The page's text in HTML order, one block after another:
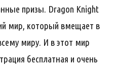
призы. Dragon Knight
мир, который вмещает в
миру. И в этот мир
бесплатная и очень